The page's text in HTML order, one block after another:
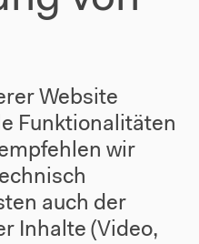
Bildung
#Mensch
Website
Funktionalitäten
wir
auch der
Inhalte (Video,